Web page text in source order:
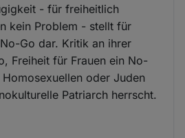
- für freiheitlich
kein Problem - stellt für
Go dar. Kritik an ihrer
Freiheit für Frauen ein No-
oder Juden
Patriarch herrscht.